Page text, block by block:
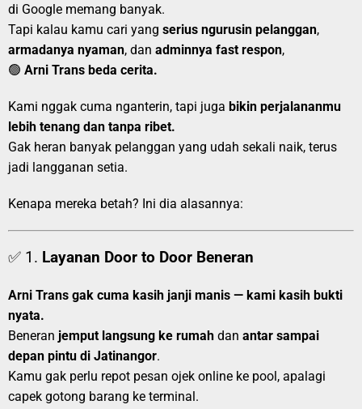
di Google memang banyak.
Tapi kalau kamu cari yang serius ngurusin pelanggan,
armadanya nyaman, dan adminnya fast respon,
🟢 Arni Trans beda cerita.
Kami nggak cuma nganterin, tapi juga bikin perjalananmu
lebih tenang dan tanpa ribet.
Gak heran banyak pelanggan yang udah sekali naik, terus
jadi langganan setia.
Kenapa mereka betah? Ini dia alasannya:
✅ 1. Layanan Door to Door Beneran
Arni Trans gak cuma kasih janji manis — kami kasih bukti
nyata.
Beneran jemput langsung ke rumah dan antar sampai
depan pintu di Jatinangor.
Kamu gak perlu repot pesan ojek online ke pool, apalagi
capek gotong barang ke terminal.